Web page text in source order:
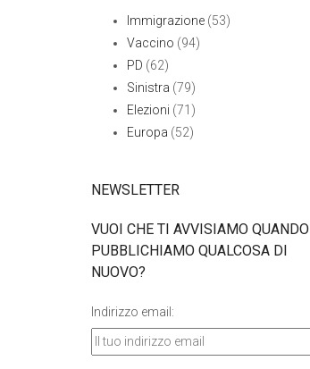
Immigrazione (53)
Vaccino (94)
PD (62)
Sinistra (79)
Elezioni (71)
Europa (52)
NEWSLETTER
VUOI CHE TI AVVISIAMO QUANDO
PUBBLICHIAMO QUALCOSA DI
NUOVO?
Indirizzo email: